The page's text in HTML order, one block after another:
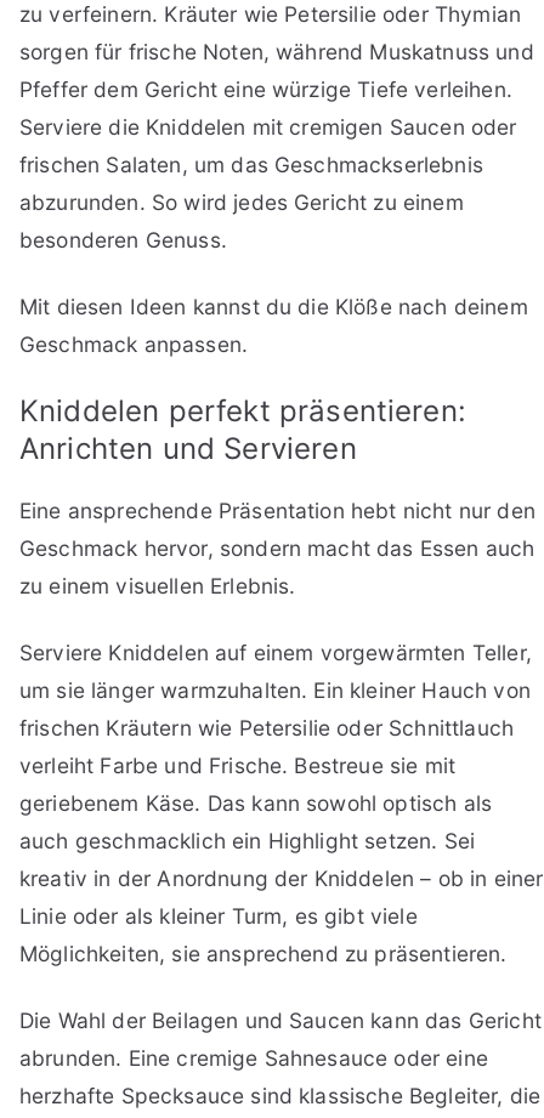
zu verfeinern. Kräuter wie Petersilie oder Thymian
sorgen für frische Noten, während Muskatnuss und
Pfeffer dem Gericht eine würzige Tiefe verleihen.
Serviere die Kniddelen mit cremigen Saucen oder
frischen Salaten, um das Geschmackserlebnis
abzurunden. So wird jedes Gericht zu einem
besonderen Genuss.
Mit diesen Ideen kannst du die Klöße nach deinem
Geschmack anpassen.
Kniddelen perfekt präsentieren:
Anrichten und Servieren
Eine ansprechende Präsentation hebt nicht nur den
Geschmack hervor, sondern macht das Essen auch
zu einem visuellen Erlebnis.
Serviere Kniddelen auf einem vorgewärmten Teller,
um sie länger warmzuhalten. Ein kleiner Hauch von
frischen Kräutern wie Petersilie oder Schnittlauch
verleiht Farbe und Frische. Bestreue sie mit
geriebenem Käse. Das kann sowohl optisch als
auch geschmacklich ein Highlight setzen. Sei
kreativ in der Anordnung der Kniddelen – ob in einer
Linie oder als kleiner Turm, es gibt viele
Möglichkeiten, sie ansprechend zu präsentieren.
Die Wahl der Beilagen und Saucen kann das Gericht
abrunden. Eine cremige Sahnesauce oder eine
herzhafte Specksauce sind klassische Begleiter, die